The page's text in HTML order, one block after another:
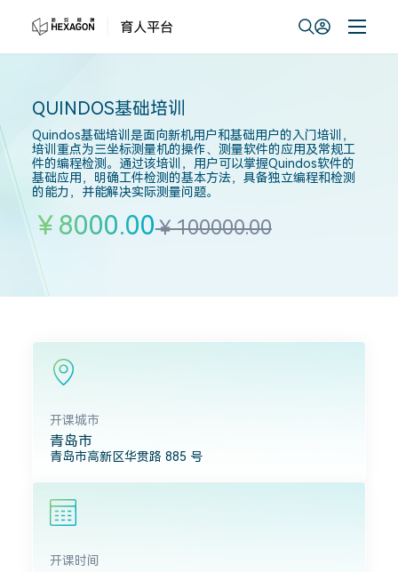
QUINDOS基础培训
Quindos基础培训是面向新机用户和基础用户的入门培训，
培训重点为三坐标测量机的操作、测量软件的应用及常规工
件的编程检测。通过该培训，用户可以掌握Quindos软件的
基础应用，明确工件检测的基本方法，具备独立编程和检测
的能力，并能解决实际测量问题。
￥8000.00￥100000.00
开课城市
青岛市
青岛市高新区华贯路 885 号
开课时间